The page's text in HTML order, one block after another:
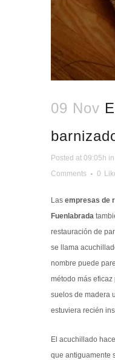
09 Nov
Posted at 09:05h in
Comments
0
Las empresas de
Fuenlabrada
restauración de
se llama
nombre puede
método más
suelos de madera
estuviera recién
El acuchillado
que antiguamente